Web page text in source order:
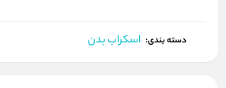
دسته بندی: اسکراب بدن